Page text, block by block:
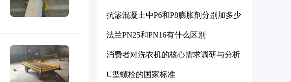
抗渗混凝土中P6和P8膨胀剂分别加多少
法兰PN25和PN16有什么区别
消费者对洗衣机的核心需求调研与分析
U型螺栓的国家标准